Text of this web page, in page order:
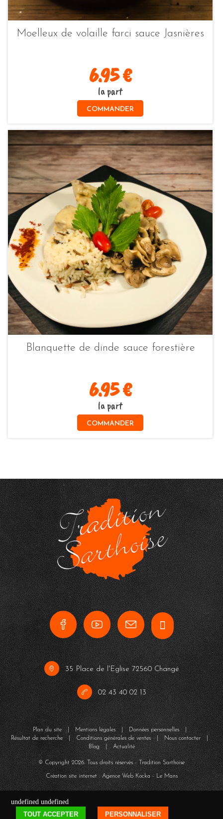
Moelleux de volaille farci sauce Jasnières
6.95 €
la part
COMMANDER
Blanquette de dinde sauce forestière
6.95 €
la part
COMMANDER
35 Place de l'Eglise 72560 Changé
02 43 40 02 13
Plan du site| Mentions légales| Données personnelles|
Résultat de recherche| Conditions générales de ventes | Nous contacter|
Blog| Actualité
© Copyright2026. Tous droits réservés - Tradition Sarthoise
Création site internet : Agence WebKocka- Le Mans
undefined undefined
TOUT ACCEPTER
PERSONNALISER